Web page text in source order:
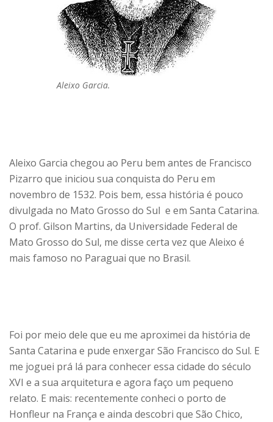
Aleixo Garcia.
Aleixo Garcia chegou ao Peru bem antes de Francisco
Pizarro que iniciou sua conquista do Peru em
novembro de 1532. Pois bem, essa história é pouco
divulgada no Mato Grosso do Sul e em Santa Catarina.
O prof. Gilson Martins, da Universidade Federal de
Mato Grosso do Sul, me disse certa vez que Aleixo é
mais famoso no Paraguai que no Brasil.
Foi por meio dele que eu me aproximei da história de
Santa Catarina e pude enxergar São Francisco do Sul. E
me joguei prá lá para conhecer essa cidade do século
XVI e a sua arquitetura e agora faço um pequeno
relato. E mais: recentemente conheci o porto de
Honfleur na França e ainda descobri que São Chico,